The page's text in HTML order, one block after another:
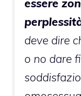
essere
deve dire
o no dare